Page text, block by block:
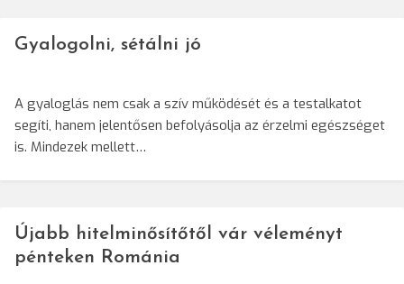
Gyalogolni, sétálni jó
A gyaloglás nem csak a szív működését és a testalkatot
segíti, hanem jelentősen befolyásolja az érzelmi egészséget
is. Mindezek mellett…
Újabb hitelminősítőtől vár véleményt
pénteken Románia